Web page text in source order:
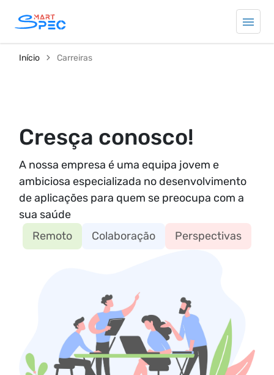
Início Carreiras
Cresça conosco!
A nossa empresa é uma equipa jovem e
ambiciosa especializada no desenvolvimento
de aplicações para quem se preocupa com a
sua saúde
Remoto
Colaboração Perspectivas